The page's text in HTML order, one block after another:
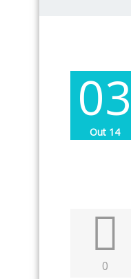
03
Out 14
0